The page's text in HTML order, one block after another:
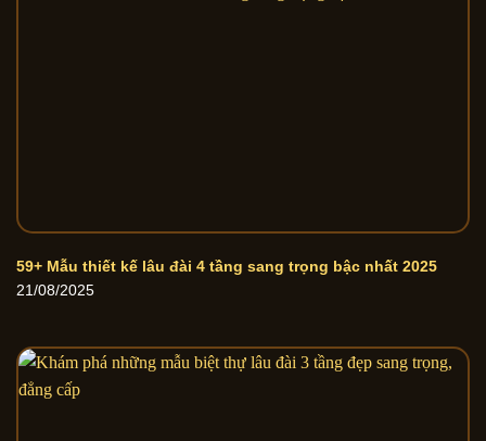
59+ Mẫu thiết kế lâu đài 4 tầng sang trọng bậc nhất 2025
21/08/2025